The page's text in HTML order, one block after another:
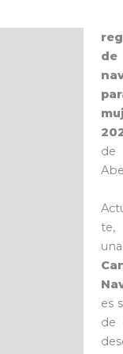
de
de
te,
una
es
de